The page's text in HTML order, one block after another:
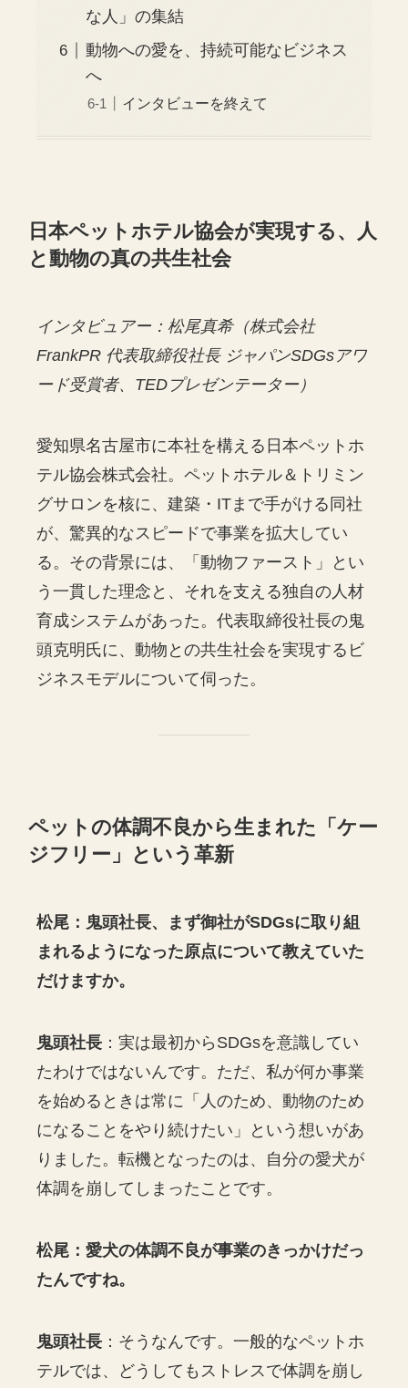
な人」の集結
動物への愛を、持続可能なビジネス
へ
インタビューを終えて
日本ペットホテル協会が実現する、人
と動物の真の共生社会
インタビュアー：松尾真希（株式会社
FrankPR 代表取締役社長 ジャパンSDGsアワ
ード受賞者、TEDプレゼンテーター）
愛知県名古屋市に本社を構える日本ペットホ
テル協会株式会社。ペットホテル＆トリミン
グサロンを核に、建築・ITまで手がける同社
が、驚異的なスピードで事業を拡大してい
る。その背景には、「動物ファースト」とい
う一貫した理念と、それを支える独自の人材
育成システムがあった。代表取締役社長の鬼
頭克明氏に、動物との共生社会を実現するビ
ジネスモデルについて伺った。
ペットの体調不良から生まれた「ケー
ジフリー」という革新
松尾：鬼頭社長、まず御社がSDGsに取り組
まれるようになった原点について教えていた
だけますか。
鬼頭社長 ：実は最初からSDGsを意識してい
たわけではないんです。ただ、私が何か事業
を始めるときは常に「人のため、動物のため
になることをやり続けたい」という想いがあ
りました。転機となったのは、自分の愛犬が
体調を崩してしまったことです。
松尾：愛犬の体調不良が事業のきっかけだっ
たんですね。
鬼頭社長 ：そうなんです。一般的なペットホ
テルでは、どうしてもストレスで体調を崩し